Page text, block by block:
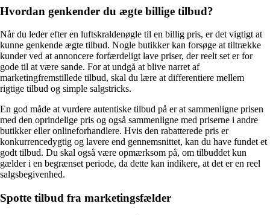
Hvordan genkender du ægte billige tilbud?
Når du leder efter en luftskraldenøgle til en billig pris, er det vigtigt at
kunne genkende ægte tilbud. Nogle butikker kan forsøge at tiltrække
kunder ved at annoncere forfærdeligt lave priser, der reelt set er for
gode til at være sande. For at undgå at blive narret af
marketingfremstillede tilbud, skal du lære at differentiere mellem
rigtige tilbud og simple salgstricks.
En god måde at vurdere autentiske tilbud på er at sammenligne prisen
med den oprindelige pris og også sammenligne med priserne i andre
butikker eller onlineforhandlere. Hvis den rabatterede pris er
konkurrencedygtig og lavere end gennemsnittet, kan du have fundet et
godt tilbud. Du skal også være opmærksom på, om tilbuddet kun
gælder i en begrænset periode, da dette kan indikere, at det er en reel
salgsbegivenhed.
Spotte tilbud fra marketingsfælder